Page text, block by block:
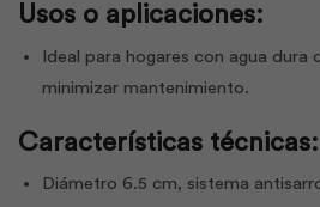
Usos o aplicaciones:
Ideal para hogares con agua dura
minimizar mantenimiento.
Características técnicas:
Diámetro 6.5 cm, sistema